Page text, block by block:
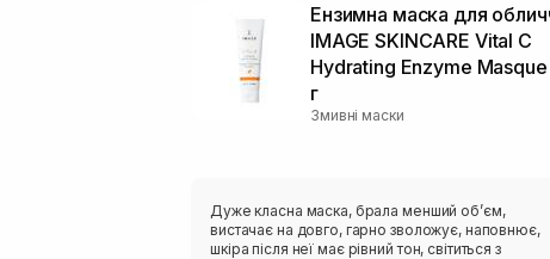
Ензимна маска для
IMAGE SKINCARE Vital C
Hydrating Enzyme
г
Змивні маски
Дуже класна маска, брала менший обʼєм,
вистачає на довго, гарно зволожує, наповнює,
шкіра після неї має рівний тон, світиться з